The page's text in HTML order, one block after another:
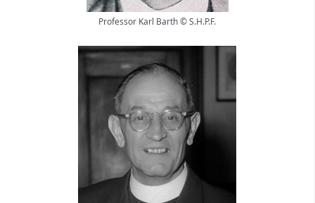
Professor Karl Barth © S.H.P.F.